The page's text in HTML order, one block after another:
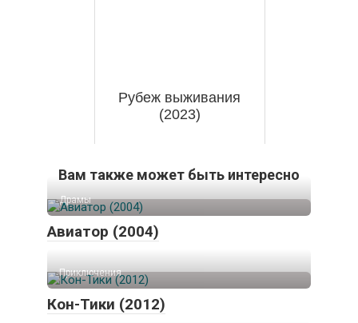
Рубеж выживания
(2023)
Вам также может быть интересно
Драмы
Авиатор (2004)
Приключения
Кон-Тики (2012)